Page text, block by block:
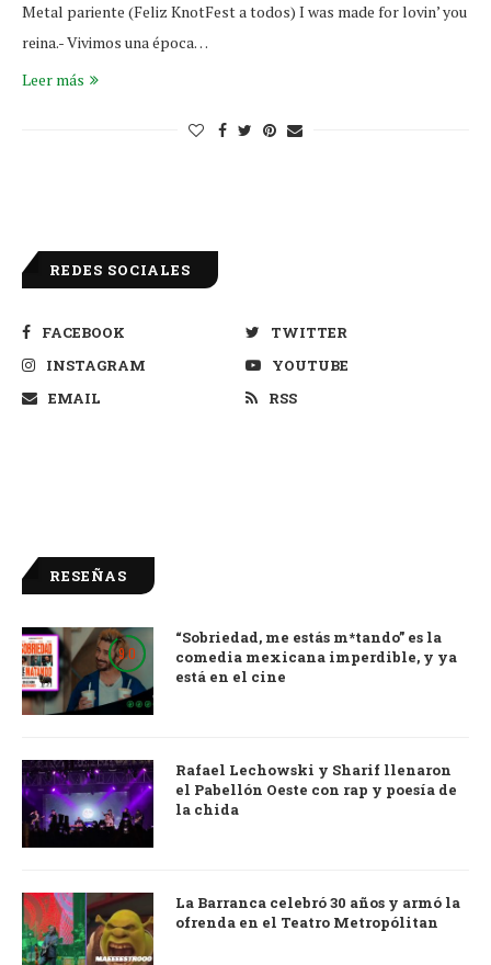
Metal pariente (Feliz KnotFest a todos) I was made for lovin’ you
reina.- Vivimos una época…
Leer más
REDES SOCIALES
FACEBOOK
TWITTER
INSTAGRAM
YOUTUBE
EMAIL
RSS
RESEÑAS
9.0
“Sobriedad, me estás m*tando” es la
comedia mexicana imperdible, y ya
está en el cine
Rafael Lechowski y Sharif llenaron
el Pabellón Oeste con rap y poesía de
la chida
La Barranca celebró 30 años y armó la
ofrenda en el Teatro Metropólitan